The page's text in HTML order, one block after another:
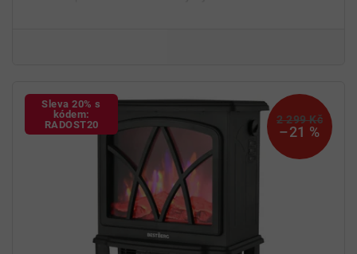
Sleva 20% s
kódem:
RADOST20
2 299 Kč
–21 %